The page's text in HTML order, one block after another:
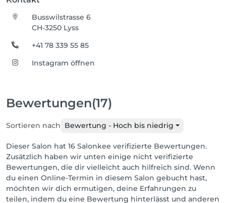
Busswilstrasse 6
CH-3250 Lyss
+41 78 339 55 85
Instagram öffnen
Bewertungen(17)
Sortieren nach Bewertung - Hoch bis niedrig
Dieser Salon hat 16 Salonkee verifizierte Bewertungen.
Zusätzlich haben wir unten einige nicht verifizierte
Bewertungen, die dir vielleicht auch hilfreich sind. Wenn
du einen Online-Termin in diesem Salon gebucht hast,
möchten wir dich ermutigen, deine Erfahrungen zu
teilen, indem du eine Bewertung hinterlässt und anderen